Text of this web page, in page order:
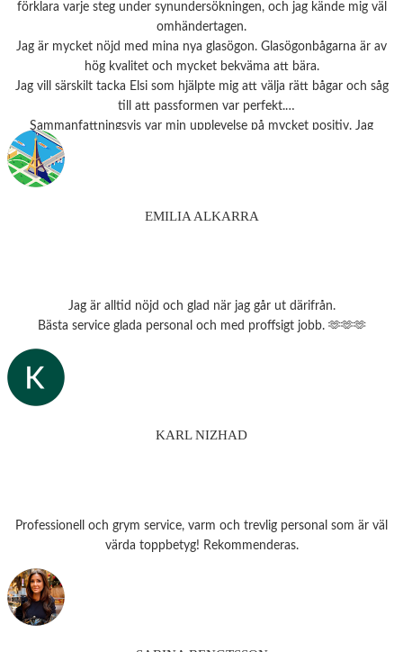
förklara varje steg under synundersökningen, och jag kände mig väl
omhändertagen.
Jag är mycket nöjd med mina nya glasögon. Glasögonbågarna är av
hög kvalitet och mycket bekväma att bära.
Jag vill särskilt tacka Elsi som hjälpte mig att välja rätt bågar och såg
till att passformen var perfekt.
Sammanfattningsvis var min upplevelse på mycket positiv. Jag
rekommenderar starkt detta ställe till alla som behöver
EMILIA ALKARRA
Jag är alltid nöjd och glad när jag går ut därifrån.
Bästa service glada personal och med proffsigt jobb. 🫶🫶🫶
KARL NIZHAD
Professionell och grym service, varm och trevlig personal som är väl
värda toppbetyg! Rekommenderas.